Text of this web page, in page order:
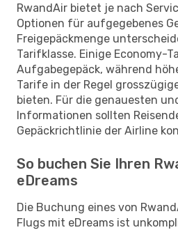
RwandAir bietet je nach
Optionen für aufgegebenes
Freigepäckmenge
Tarifklasse. Einige Economy-
Aufgabegepäck, während
Tarife in der Regel
bieten. Für die genauesten
Informationen sollten
Gepäckrichtlinie der Airline
So buchen Sie Ihren
eDreams
Die Buchung eines von
Flugs mit eDreams ist